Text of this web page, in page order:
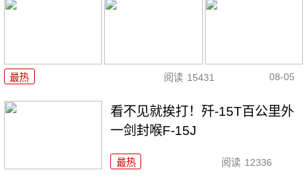
最热 阅读 15431 08-05
看不见就挨打！歼-15T百公里外
一剑封喉F-15J
最热 阅读 12336